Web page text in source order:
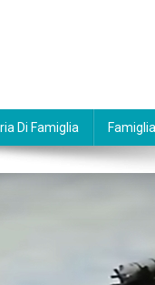
Di Famiglia Famiglia